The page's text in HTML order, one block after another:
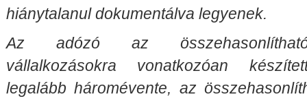
hiánytalanul dokumentálva legyenek.
Az adózó az
vállalkozásokra vonatkozóan
legalább háromévente, az